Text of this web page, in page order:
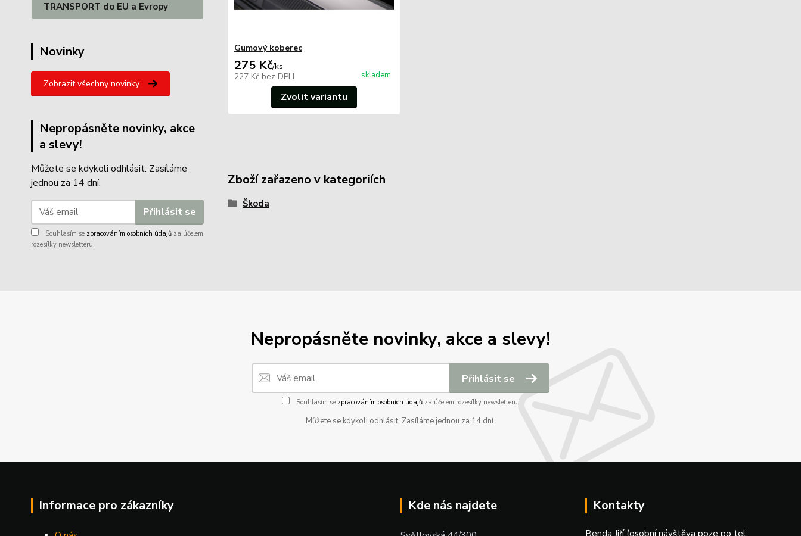
TRANSPORT do EU a Evropy
Novinky
Zobrazit všechny novinky
Nepropásněte novinky, akce
a slevy!
Můžete se kdykoli odhlásit. Zasíláme
jednou za 14 dní.
Přihlásit se
Souhlasím se zpracováním osobních údajů za účelem
rozesílky newsletteru.
Gumový koberec
275 Kč/ks
227 Kč bez DPH skladem
Zvolit variantu
Zboží zařazeno v kategoriích
Škoda
Nepropásněte novinky, akce a slevy!
Přihlásit se
Souhlasím se zpracováním osobních údajůza účelem rozesílky newsletteru.
Můžete se kdykoli odhlásit. Zasíláme jednou za 14 dní.
Informace pro zákazníky Kde nás najdete Kontakty
Benda Jiří (osobní návštěva poze po tel.